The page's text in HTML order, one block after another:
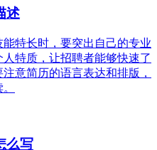
述
特长时，要突出自己的专业
特质，让招聘者能够快速了
意简历的语言表达和排版，
么写